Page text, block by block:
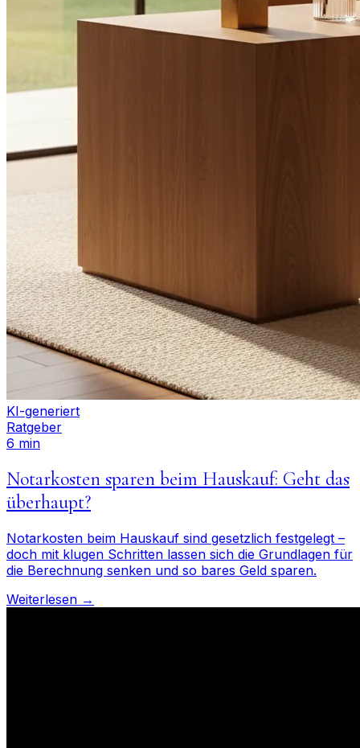
KI-generiert
Ratgeber
6 min
Notarkosten sparen beim Hauskauf: Geht das
überhaupt?
Notarkosten beim Hauskauf sind gesetzlich festgelegt –
doch mit klugen Schritten lassen sich die Grundlagen für
die Berechnung senken und so bares Geld sparen.
Weiterlesen →